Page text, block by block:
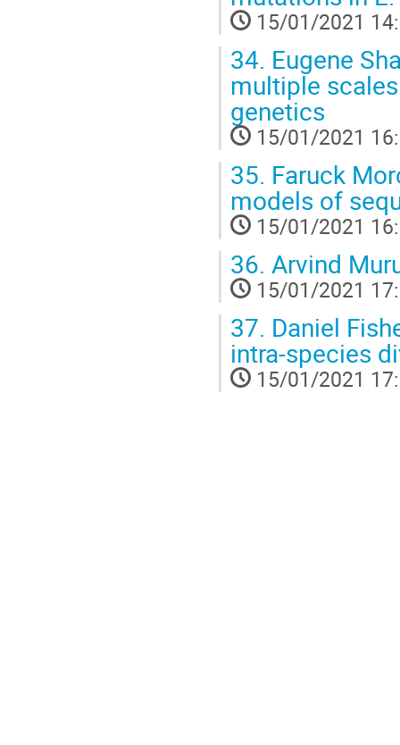
15/01/2021
34. Eugene
multiple
genetics
15/01/2021
35. Faruck
models of
15/01/2021
36. Arvind
15/01/2021
37. Daniel
intra-species
15/01/2021